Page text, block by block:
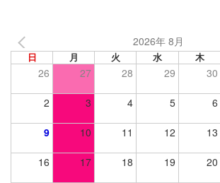
2026年 8月
日 月 火 水 木
26 27 28 29 30
2 3 4 5 6
9 10 11 12 13
16 17 18 19 20